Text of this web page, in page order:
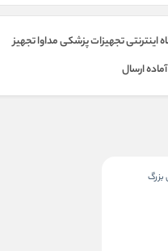
اینترنتی تجهیزات پزشکی مداوا تجهیز
آماده ارسال